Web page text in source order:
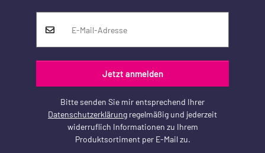
Jetzt anmelden
Bitte senden Sie mir entsprechend Ihrer
Datenschutzerklärung regelmäßig und jederzeit
widerruflich Informationen zu Ihrem
Produktsortiment per E-Mail zu.